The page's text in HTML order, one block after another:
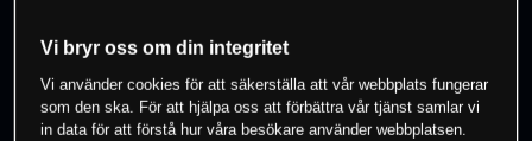
0% av kunderna har en position i detta
Vi bryr oss om din integritet
Vi använder cookies för att säkerställa att vår webbplats fungerar
som den ska. För att hjälpa oss att förbättra vår tjänst samlar vi
in data för att förstå hur våra besökare använder webbplatsen.